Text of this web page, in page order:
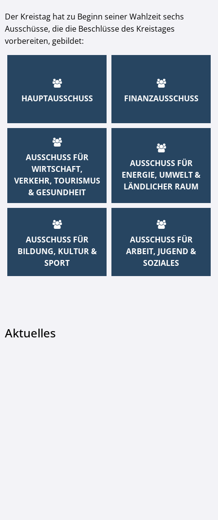
Der Kreistag hat zu Beginn seiner Wahlzeit sechs
Ausschüsse, die die Beschlüsse des Kreistages
vorbereiten, gebildet:
HAUPTAUSSCHUSS FINANZAUSSCHUSS
AUSSCHUSS FÜR
WIRTSCHAFT,
VERKEHR, TOURISMUS
& GESUNDHEIT
AUSSCHUSS FÜR
ENERGIE, UMWELT &
LÄNDLICHER RAUM
AUSSCHUSS FÜR
BILDUNG, KULTUR &
SPORT
AUSSCHUSS FÜR
ARBEIT, JUGEND &
SOZIALES
Aktuelles